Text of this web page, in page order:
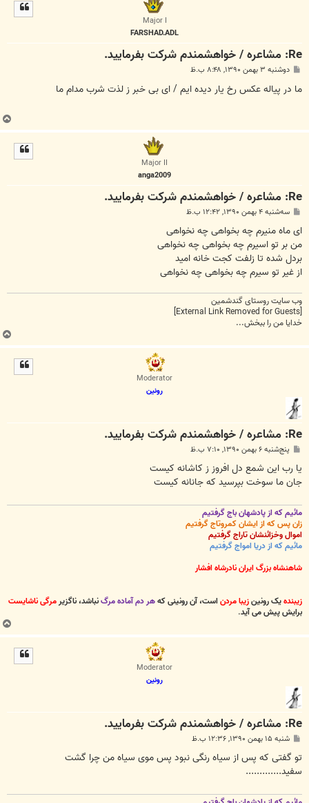
Major I
FARSHAD.ADL
Re: مشاعره / خواهشمندم شرکت بفرماييد.
پ
ت
دوشنبه ۳ بهمن ۱۳۹۰, ۸:۴۸ ب.ظ
ما در پیاله عکس رخ یار دیده ایم / ای بی خبر ز لذت شرب مدام ما
ب
ا
Major II
anga2009
Re: مشاعره / خواهشمندم شرکت بفرماييد.
پ
ت
سه‌شنبه ۴ بهمن ۱۳۹۰, ۱۲:۴۲ ب.ظ
ای ماه منیرم چه بخواهی چه نخواهی
من بر تو اسیرم چه بخواهی چه نخواهی
بردل شده تا زلفت کجت خانه امید
از غیر تو سیرم چه بخواهی چه نخواهی
وب سایت روستای گندشمین
خدایا من را ببخش...
ب
ا
Moderator
رونین
Re: مشاعره / خواهشمندم شرکت بفرماييد.
پ
ت
پنج‌شنبه ۶ بهمن ۱۳۹۰, ۷:۱۰ ب.ظ
يا رب اين شمع دل افروز ز کاشانه کيست
جان ما سوخت بپرسيد که جانانه کيست
مائیم که از پادشهان باج گرفتیم
زان پس که از ایشان کمروتاج گرفتیم
اموال وخزائنشان تاراج گرفتیم
مائیم که از دریا امواج گرفتیم
شاهنشاه بزرگ ایران نادرشاه افشار
زیبندهیک رونینزیبا مردناست، آن رونینی کههر دم آماده مرگنباشد، ناگزیر مرگی ناشایست
برایش پیش می آید.
ب
ا
Moderator
رونین
Re: مشاعره / خواهشمندم شرکت بفرماييد.
پ
ت
شنبه ۱۵ بهمن ۱۳۹۰, ۱۲:۳۶ ب.ظ
تو گفتی که پس از سیاه رنگی نبود پس موی سیاه من چرا گشت
سفید.............